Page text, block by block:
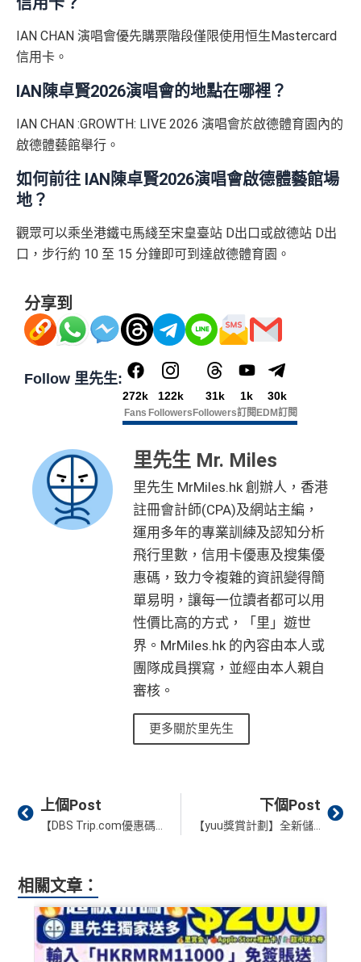
IAN CHAN 演唱會優先購票階段僅限使用恒生Mastercard
信用卡。
IAN陳卓賢2026演唱會的地點在哪裡？
IAN CHAN :GROWTH: LIVE 2026 演唱會於啟德體育園內的
啟德體藝館舉行。
如何前往 IAN陳卓賢2026演唱會啟德體藝館場
地？
觀眾可以乘坐港鐵屯馬綫至宋皇臺站 D出口或啟德站 D出
口，步行約 10 至 15 分鐘即可到達啟德體育園。
分享到
Follow 里先生:
272k
Fans
122k
Followers
31k
Followers
1k
訂閱
30k
EDM訂閱
里先生 Mr. Miles
里先生 MrMiles.hk 創辦人，香港
註冊會計師(CPA)及網站主編，
運用多年的專業訓練及認知分析
飛行里數，信用卡優惠及搜集優
惠碼，致力令複雜的資訊變得簡
單易明，讓每一位讀者都可以用
性價比高的方式，「里」遊世
界。MrMiles.hk 的內容由本人或
團隊成員撰寫，並經由本人親自
審核。
更多關於里先生
Prev
上個Post 下個Post
【yuu獎賞計劃】全新儲分計劃 登記賺分換獎賞一App搞掂 惠康/萬寧/7-Eleven/IKEA都有份！迎新賺高達5X積分！
相關文章：